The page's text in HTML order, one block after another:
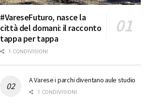
#VareseFuturo, nasce la
città del domani: il racconto
tappa per tappa
1 CONDIVISIONI
A Varese i parchi diventano aule studio
1 CONDIVISIONI